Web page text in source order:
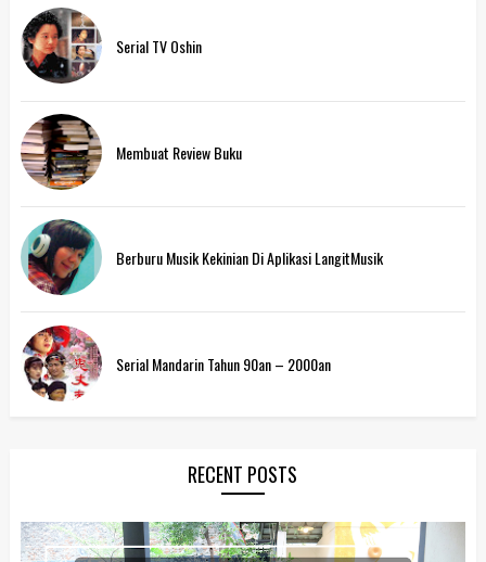
Serial TV Oshin
Membuat Review Buku
Berburu Musik Kekinian Di Aplikasi LangitMusik
Serial Mandarin Tahun 90an – 2000an
RECENT POSTS